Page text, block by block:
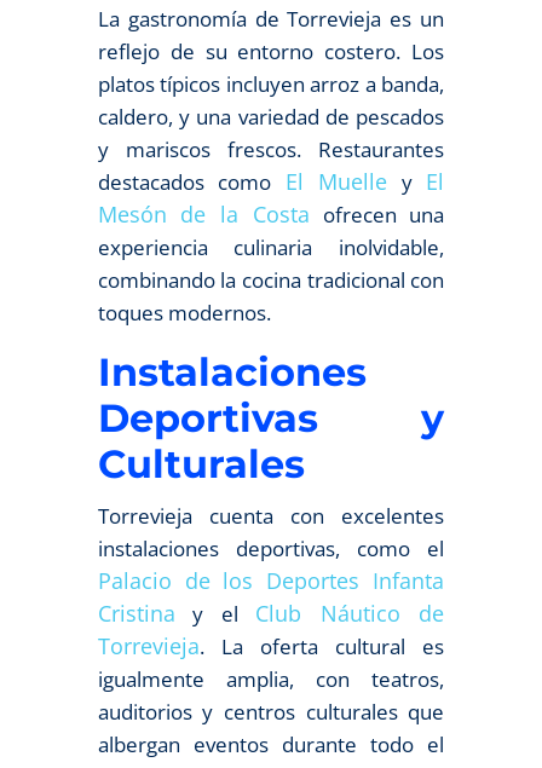
La gastronomía de Torrevieja es un
reflejo de su entorno costero. Los
platos típicos incluyen arroz a banda,
caldero, y una variedad de pescados
y mariscos frescos. Restaurantes
destacados como El Muelle y El
Mesón de la Costa ofrecen una
experiencia culinaria inolvidable,
combinando la cocina tradicional con
toques modernos.
Instalaciones
Deportivas y
Culturales
Torrevieja cuenta con excelentes
instalaciones deportivas, como el
Palacio de los Deportes Infanta
Cristina y el Club Náutico de
Torrevieja. La oferta cultural es
igualmente amplia, con teatros,
auditorios y centros culturales que
albergan eventos durante todo el